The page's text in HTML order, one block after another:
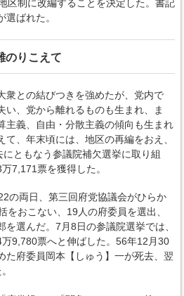
区制に改編することを決定した。書記
選ばれた。
のりこえて
との結びつきを強めたが、党内で
い、党から離れるものも生まれ、ま
主義、自由・分散主義の傾向も生まれ
、年末頃には、地区の再編をおえ、
ともなう参議院補欠選挙に取り組
7,171票を獲得した。
の両日、第三回府党協議会がひらか
をおこない、19人の府委員を選出、
選んだ。7月8日の参議院選挙では、
9,780票へと伸ばした。56年12月30
た府委員岡本【しゅう】一が死去、翌